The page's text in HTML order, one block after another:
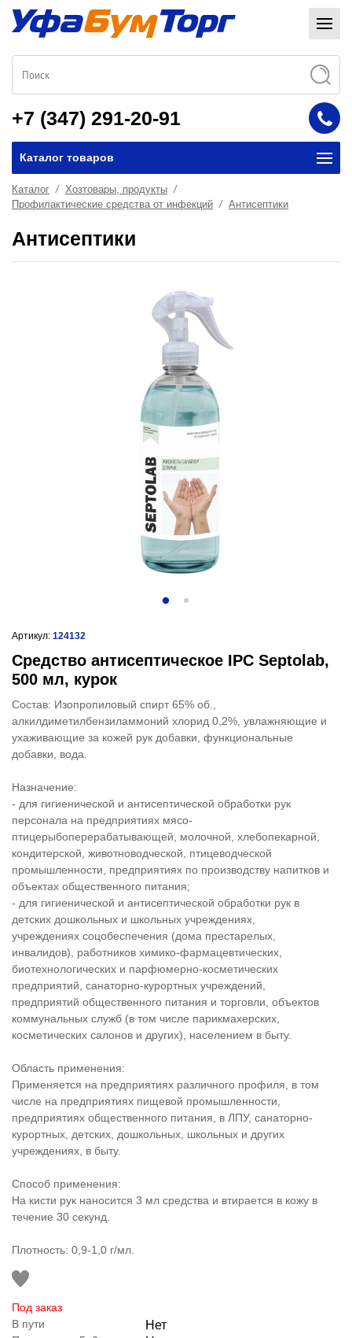
+7 (347) 291-20-91
Каталог товаров
Каталог
Хозтовары, продукты
Профилактические средства от инфекций
Антисептики
Антисептики
Артикул: 124132
Средство антисептическое IPC Septolab,
500 мл, курок
Состав: Изопропиловый спирт 65% об.,
алкилдиметилбензиламмоний хлорид 0,2%, увлажняющие и
ухаживающие за кожей рук добавки, функциональные
добавки, вода.
Назначение:
- для гигиенической и антисептической обработки рук
персонала на предприятиях мясо-
птицерыбоперерабатывающей, молочной, хлебопекарной,
кондитерской, животноводческой, птицеводческой
промышленности, предприятиях по производству напитков и
объектах общеcтвенного питания;
- для гигиенической и антисептической обработки рук в
детских дошкольных и школьных учреждениях,
учреждениях соцобеспечения (дома престарелых,
инвалидов), работников химико-фармацевтических,
биотехнологических и парфюмерно-косметических
предприятий, санаторно-курортных учреждений,
предприятий общественного питания и торговли, объектов
коммунальных служб (в том числе парикмахерских,
косметических салонов и других), населением в быту.
Область применения:
Применяется на предприятиях различного профиля, в том
числе на предприятиях пищевой промышленности,
предприятиях общественного питания, в ЛПУ, санаторно-
курортных, детских, дошкольных, школьных и других
учреждениях, в быту.
Способ применения:
На кисти рук наносится 3 мл средства и втирается в кожу в
течение 30 секунд.
Плотность: 0,9-1,0 г/мл.
Под заказ
В пути
Нет